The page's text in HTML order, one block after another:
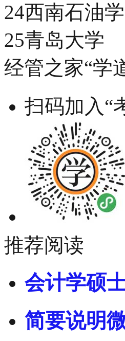
24西南石油
25青岛大学
经管之家“学
扫码加入“
推荐阅读
会计学硕
简要说明